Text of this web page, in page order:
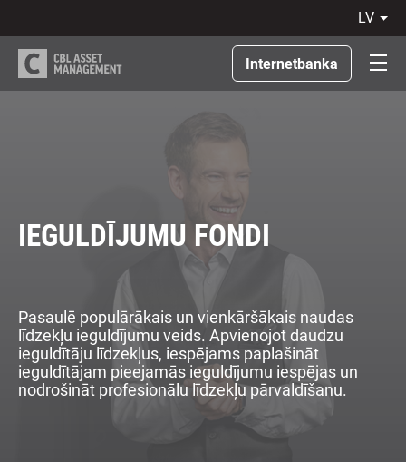
LV
RU
EN
LT
Internetbanka
IEGULDĪJUMU FONDI
Pasaulē populārākais un vienkāršākais naudas
līdzekļu ieguldījumu veids. Apvienojot daudzu
ieguldītāju līdzekļus, iespējams paplašināt
ieguldītājam pieejamās ieguldījumu iespējas un
nodrošināt profesionālu līdzekļu pārvaldīšanu.